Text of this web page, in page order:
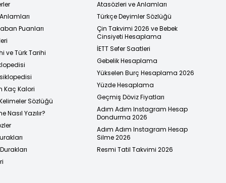
Puanları
ve Türk Tarihi
Kaç Kalori
Sözlüğü
Nasıl Yazılır?
Atasözleri ve Anlamları
Türkçe Deyimler Sözlüğü
Çin Takvimi 2026 ve Bebek
Cinsiyeti Hesaplama
İETT Sefer Saatleri
Gebelik Hesaplama
Yükselen Burç Hesaplama 2026
Yüzde Hesaplama
Geçmiş Döviz Fiyatları
Adım Adım Instagram Hesap
Dondurma 2026
Adım Adım Instagram Hesap
Silme 2026
Resmi Tatil Takvimi 2026